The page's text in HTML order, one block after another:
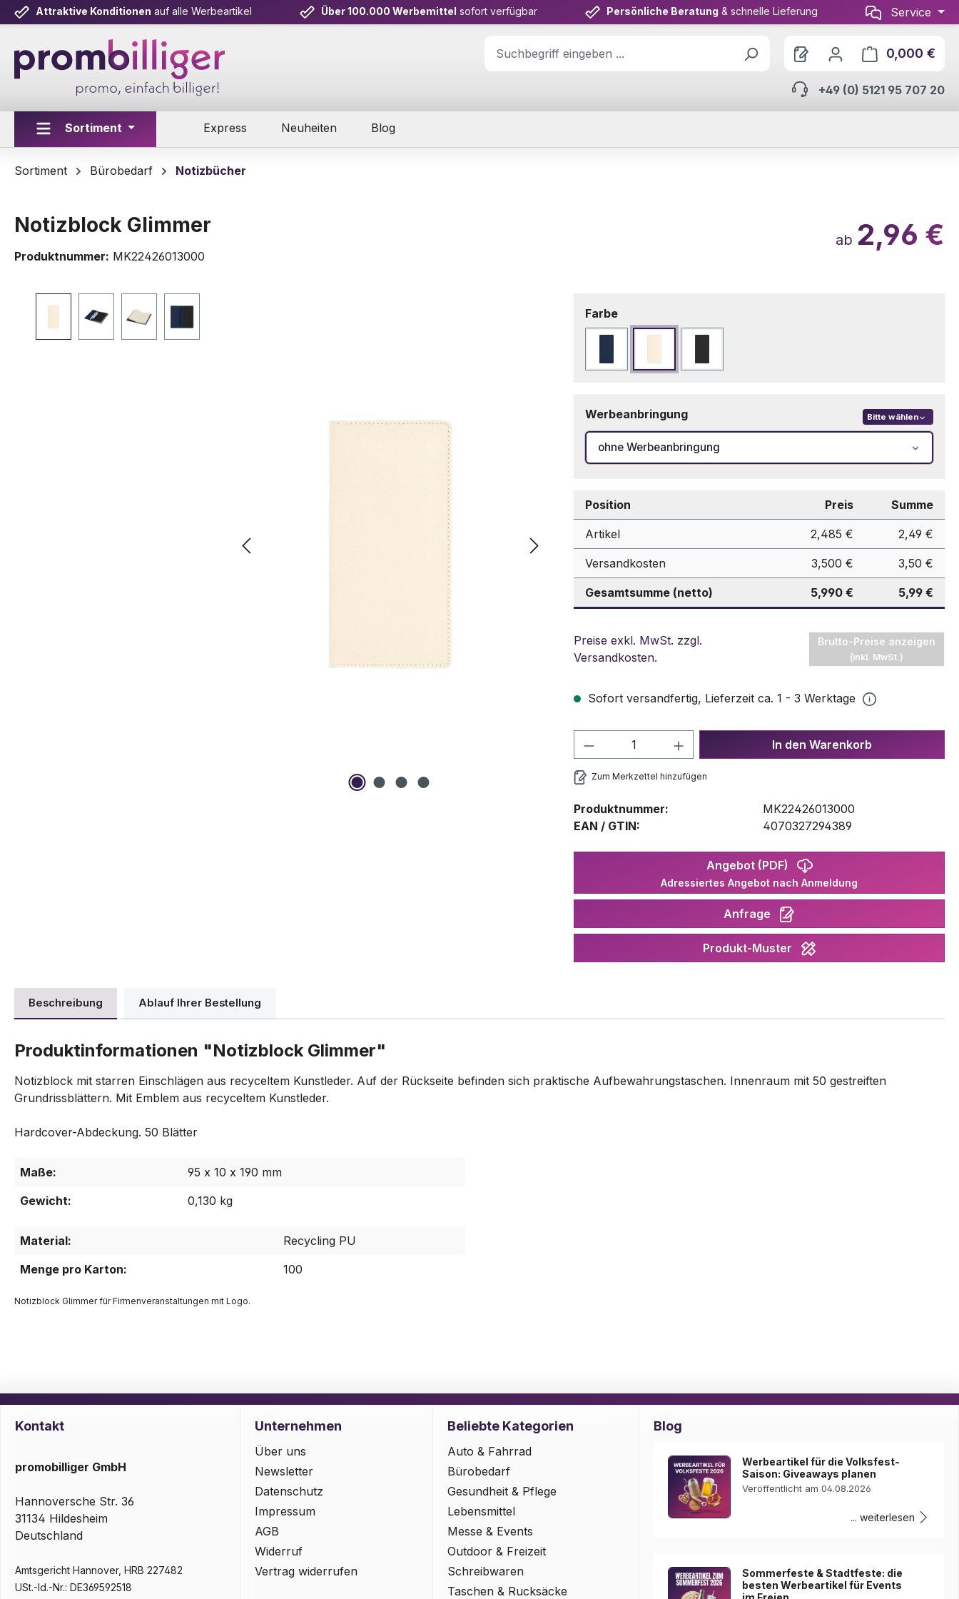
Hauptinhalt springen
Zur Suche springen
Zur Hauptnavigation springen
Attraktive Konditionen auf alle Werbeartikel Über 100.000 Werbemittel sofort verfügbar Persönliche Beratung & schnelle Lieferung Service
0,000 €
+49 (0) 5121 95 707 20
Sortiment Express Neuheiten Blog
Sortiment Bürobedarf Notizbücher
Notizblock Glimmer
Produktnummer: MK22426013000
ab 2,96 €
Farbeauswählen
Werbeanbringung Bitte wählen
ohne Werbeanbringung
Position Preis Summe
Artikel 2,485 € 2,49 €
Versandkosten 3,500 € 3,50 €
Gesamtsumme (netto) 5,990 € 5,99 €
Preise exkl. MwSt. zzgl.
Versandkosten.
Brutto-Preise anzeigen
(inkl. MwSt.)
Sofort versandfertig, Lieferzeit ca. 1 - 3 Werktage
Produkt Anzahl: Gib den gewünschten Wert
In den Warenkorb
Zum Merkzettel hinzufügen
Produktnummer:
MK22426013000
EAN / GTIN:
4070327294389
Angebot (PDF)
Adressiertes Angebot nach Anmeldung
Anfrage
Produkt-Muster
Beschreibung Ablauf Ihrer Bestellung
Produktinformationen "Notizblock Glimmer"
Notizblock mit starren Einschlägen aus recyceltem Kunstleder. Auf der Rückseite befinden sich praktische Aufbewahrungstaschen. Innenraum mit 50 gestreiften
Grundrissblättern. Mit Emblem aus recyceltem Kunstleder.
Hardcover-Abdeckung. 50 Blätter
Maße:
95 x 10 x 190 mm
Gewicht:
0,130 kg
Material:
Recycling PU
Menge pro Karton:
100
Notizblock Glimmer für Firmenveranstaltungen mit Logo.
Kontakt
promobilliger GmbH
Hannoversche Str. 36
31134 Hildesheim
Deutschland
Amtsgericht Hannover, HRB 227482
USt.-Id.-Nr.: DE369592518
Unternehmen
Über uns
Newsletter
Datenschutz
Impressum
AGB
Widerruf
Vertrag widerrufen
Beliebte Kategorien
Auto & Fahrrad
Bürobedarf
Gesundheit & Pflege
Lebensmittel
Messe & Events
Outdoor & Freizeit
Schreibwaren
Taschen & Rucksäcke
Blog
Werbeartikel für die Volksfest-
Saison: Giveaways planen
Veröffentlicht am 04.08.2026
... weiterlesen
Sommerfeste & Stadtfeste: die
besten Werbeartikel für Events